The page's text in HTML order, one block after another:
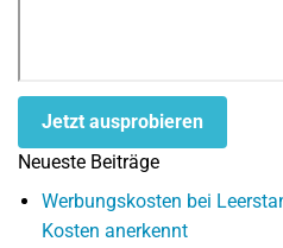
Jetzt ausprobieren
Neueste Beiträge
Werbungskosten bei
Kosten anerkennt